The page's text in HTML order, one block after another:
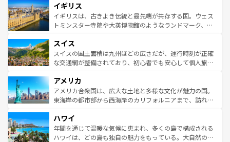
いる。シャンパンの発祥地であるランス、プロヴァンスの
香り高いラベンダー畑など、多彩な楽しみ方が可能だ。さ
らに、パリ以外の地域にも魅力が溢れており、どの街角に
れる地方に足を運ぶとそれぞれで全く異なる文化を体験で
きるだろう。 なお、新着のフランス情報はコンテンツ一覧
を参照してほしい。
顔を持つこの国は、どこを歩いても飽きることがない。ベ
ルリンの文化的活気、バイエルン州のアルプスの絶景、そ
してライン川沿いのワイン畑といった風景は必見。ビール
は、お酒好きな人にはぜひ体験してほしい。 なお、新着の
ドイツ情報はコンテンツ一覧を参照してほしい。
イギリス
イギリスは、古きよき伝統と最先端が共存する国。ウェス
トミンスター寺院や大英博物館のようなランドマーク、歴
リアごとに異なる魅力がある。また、優雅なアフタヌーン
ティー、ビール好きにはたまらない英国パブ、サッカー観
戦など、本場だからこそできる体験も豊富。イギリスを旅
ンツ一覧を参照してほしい。
スイス
スイスの国土面積は九州ほどの広さだが、運行時刻が正確
な交通網が整備されており、初心者でも安心して個人旅行
の建物がそのまま残る町や、スイスならではのユニークな
博物館もあり、アルプス観光だけでなく町歩きも満喫する
ことができる。国民の所得が高いため物価も高いが、旅行
ば市内交通費無料で観光を楽しむこともできる。 なお、新
着のスイス情報はコンテンツ一覧 を参照してほしい。
アメリカ
アメリカ合衆国は、広大な土地と多様な文化が魅力の国。
東海岸の都市部から西海岸のカリフォルニアまで、訪れる
のような巨大都市は、観光、ショッピング、エンターテイ
ンメントが詰まった刺激的なスポットだ。一方、アメリカ
西部には大自然が広がり、グランドキャニオンやイエロー
ハワイ
年間を通じて温暖な気候に恵まれ、多くの島で構成される
ハワイは、どの島も独自の魅力をもっている。大自然の神